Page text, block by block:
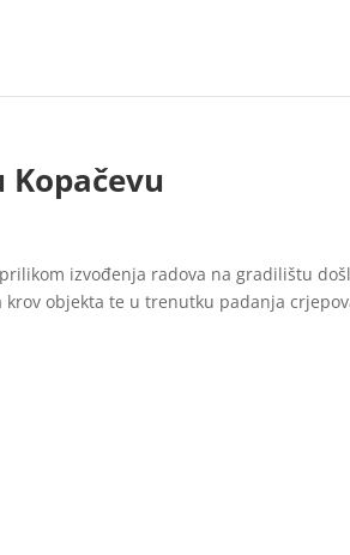
izvođenja radova na gradilištu
objekta te u trenutku padanja